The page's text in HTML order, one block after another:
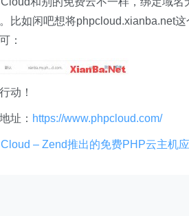
比如闲吧想将phpcloud.xianba.net
：
动！
地址： https://www.phpcloud.com/
– Zend推出的免费PHP云主机